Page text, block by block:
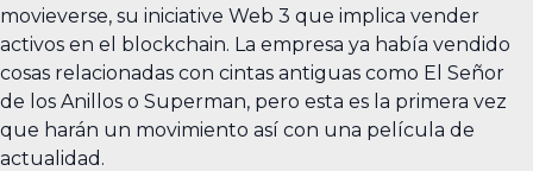
movieverse, su iniciative Web 3 que implica vender
activos en el blockchain. La empresa ya había vendido
cosas relacionadas con cintas antiguas como El Señor
de los Anillos o Superman, pero esta es la primera vez
que harán un movimiento así con una película de
actualidad.